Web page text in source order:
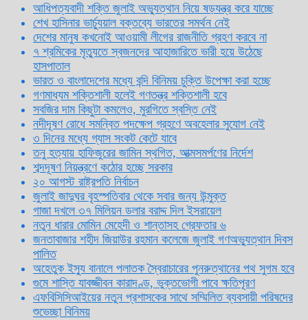
আধিপত্যবাদী শক্তি জুলাই অভ্যুত্থান নিয়ে ষড়যন্ত্র করে যাচ্ছে
শেখ হাসিনার ভার্চ্যুয়াল বক্তব্যে ভারতের সমর্থন নেই
দেশের মানুষ কখনোই আওয়ামী লীগের রাজনীতি গ্রহণ করবে না
৭ শ্রমিকের মৃত্যুতে স্বজনদের আহাজারিতে ভারী হয়ে উঠেছে
হাসপাতাল
ভারত ও বাংলাদেশের মধ্যে বন্দি বিনিময় চুক্তি উপেক্ষা করা হচ্ছে
গণমাধ্যম শক্তিশালী হলেই গণতন্ত্র শক্তিশালী হবে
সবজির দাম কিছুটা কমলেও, মুরগিতে স্বস্তি নেই
নদীদূষণ রোধে সমন্বিত পদক্ষেপ গ্রহণে অবহেলার সুযোগ নেই
৩ দিনের মধ্যে গ্যাস সংকট কেটে যাবে
তনু হত্যায় হাফিজুরের জামিন স্থগিত, আত্মসমর্পণের নির্দেশ
শব্দদূষণ নিয়ন্ত্রণে কঠোর হচ্ছে সরকার
২০ আগস্ট রাষ্ট্রপতি নির্বাচন
জুলাই জাদুঘর বৃহস্পতিবার থেকে সবার জন্য উন্মুক্ত
গাজা দখলে ৩৭ মিলিয়ন ডলার বরাদ্দ দিল ইসরায়েল
নতুন ধারার মোমিন মেহেদী ও শান্তাসহ গ্রেফতার ৬
জনতাবাজার শহীদ জিয়াউর রহমান কলেজে জুলাই গণঅভ্যুত্থান দিবস
পালিত
অহেতুক ইস্যু বানালে পলাতক স্বৈরাচারের পুনরুত্থানের পথ সুগম হবে
গুমে শাস্তি যাবজ্জীবন কারাদণ্ড, ভুক্তভোগী পাবে ক্ষতিপূরণ
এফবিসিসিআইয়ের নতুন প্রশাসকের সাথে সম্মিলিত ব্যবসায়ী পরিষদের
শুভেচ্ছা বিনিময়